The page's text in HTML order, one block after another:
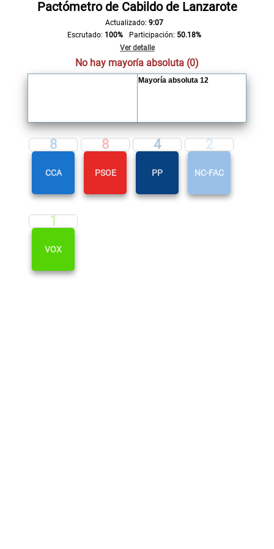
Pactómetro de Cabildo de Lanzarote
Actualizado: 9:07
Escrutado: 100% Participación: 50.18%
Ver detalle
No hay mayoría absoluta (0)
Mayoría absoluta 12
8
CCA
8
PSOE
4
PP
2
NC-FAC
1
VOX